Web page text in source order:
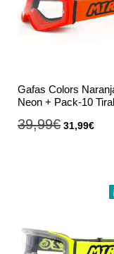
Gafas Colors
Neon + Pack-10
39,99€ 31,99€